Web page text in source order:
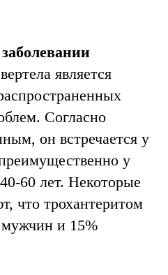
является
Согласно
он встречается у
у
60 лет. Некоторые
что трохантеритом
мужчин и 15%